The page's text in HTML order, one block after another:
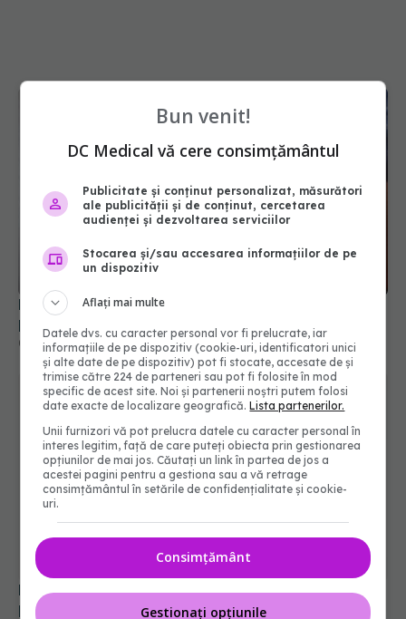
Mari arși, material bioactiv pentru regenerarea
pielii
04 ian 2019, 14:07
Dr. Dragoș Zamfirescu, noutăți în chirurgia
17 dec 2018, 02:13
Bun venit!
DC Medical vă cere consimțământul
Publicitate și conținut personalizat, măsurători
ale publicității și de conținut, cercetarea
audienței și dezvoltarea serviciilor
Stocarea și/sau accesarea informațiilor de pe
un dispozitiv
Aflați mai multe
Datele dvs. cu caracter personal vor fi prelucrate, iar
informațiile de pe dispozitiv (cookie-uri, identificatori unici
și alte date de pe dispozitiv) pot fi stocate, accesate de și
trimise către 224 de parteneri sau pot fi folosite în mod
specific de acest site. Noi și partenerii noștri putem folosi
date exacte de localizare geografică.Lista partenerilor.
Unii furnizori vă pot prelucra datele cu caracter personal în
interes legitim, față de care puteți obiecta prin gestionarea
opțiunilor de mai jos. Căutați un link în partea de jos a
acestei pagini pentru a gestiona sau a vă retrage
consimțământul în setările de confidențialitate și cookie-
uri.
Consimțământ
Gestionați opțiunile